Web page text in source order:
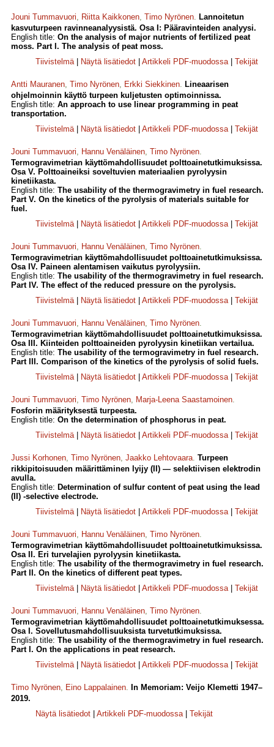
Jouni Tummavuori, Riitta Kaikkonen, Timo Nyrönen. Lannoitetun
kasvuturpeen ravinneanalyysistä. Osa I: Pääravinteiden analyysi.
English title: On the analysis of major nutrients of fertilized peat
moss. Part I. The analysis of peat moss.
Tiivistelmä| Näytä lisätiedot Artikkeli PDF-muodossa| Tekijät
Antti Mauranen, Timo Nyrönen, Erkki Siekkinen. Lineaarisen
ohjelmoinnin käyttö turpeen kuljetusten optimoinnissa.
English title: An approach to use linear programming in peat
transportation.
Tiivistelmä| Näytä lisätiedot Artikkeli PDF-muodossa| Tekijät
Jouni Tummavuori, Hannu Venäläinen, Timo Nyrönen.
Termogravimetrian käyttömahdollisuudet polttoainetutkimuksissa.
Osa V. Polttoaineiksi soveltuvien materiaalien pyrolyysin
kinetiikasta.
English title: The usability of the thermogravimetry in fuel research.
Part V. On the kinetics of the pyrolysis of materials suitable for
fuel.
Tiivistelmä| Näytä lisätiedot Artikkeli PDF-muodossa| Tekijät
Jouni Tummavuori, Hannu Venäläinen, Timo Nyrönen.
Termogravimetrian käyttömahdollisuudet polttoainetutkimuksissa.
Osa IV. Paineen alentamisen vaikutus pyrolyysiin.
English title: The usability of the thermogravimetry in fuel research.
Part IV. The effect of the reduced pressure on the pyrolysis.
Tiivistelmä| Näytä lisätiedot Artikkeli PDF-muodossa| Tekijät
Jouni Tummavuori, Hannu Venäläinen, Timo Nyrönen.
Termogravimetrian käyttömahdollisuudet polttoainetutkimuksissa.
Osa III. Kiinteiden polttoaineiden pyrolyysin kinetiikan vertailua.
English title: The usability of the termogravimetry in fuel research.
Part III. Comparison of the kinetics of the pyrolysis of solid fuels.
Tiivistelmä| Näytä lisätiedot Artikkeli PDF-muodossa| Tekijät
Jouni Tummavuori, Timo Nyrönen, Marja-Leena Saastamoinen.
Fosforin määrityksestä turpeesta.
English title: On the determination of phosphorus in peat.
Tiivistelmä| Näytä lisätiedot Artikkeli PDF-muodossa| Tekijät
Jussi Korhonen, Timo Nyrönen, Jaakko Lehtovaara. Turpeen
rikkipitoisuuden määrittäminen lyijy (II) — selektiivisen elektrodin
avulla.
English title: Determination of sulfur content of peat using the lead
(II) -selective electrode.
Tiivistelmä| Näytä lisätiedot Artikkeli PDF-muodossa| Tekijät
Jouni Tummavuori, Hannu Venäläinen, Timo Nyrönen.
Termogravimetrian käyttömahdollisuudet polttoainetutkimuksissa.
Osa II. Eri turvelajien pyrolyysin kinetiikasta.
English title: The usability of the thermogravimetry in fuel research.
Part II. On the kinetics of different peat types.
Tiivistelmä| Näytä lisätiedot Artikkeli PDF-muodossa| Tekijät
Jouni Tummavuori, Hannu Venäläinen, Timo Nyrönen.
Termogravimetrian käyttömahdollisuudet polttoainetutkimuksessa.
Osa I. Sovellutusmahdollisuuksista turvetutkimuksissa.
English title: The usability of the thermogravimetry in fuel research.
Part I. On the applications in peat research.
Tiivistelmä| Näytä lisätiedot Artikkeli PDF-muodossa| Tekijät
Timo Nyrönen, Eino Lappalainen. In Memoriam: Veijo Klemetti 1947–
2019.
Näytä lisätiedot
Artikkeli PDF-muodossa| Tekijät